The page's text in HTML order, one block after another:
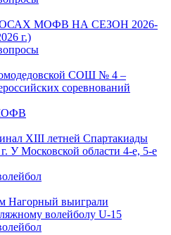
МОФВ НА СЕЗОН 2026-
г.)
СОШ № 4 –
соревнований
XIII летней Спартакиады
У Московской области 4-е, 5-е
Нагорный выиграли
волейболу U-15